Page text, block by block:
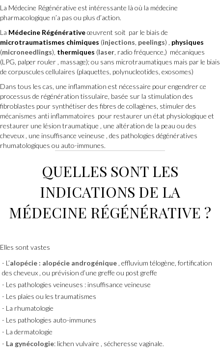
La Médecine Régénérative est intéressante là où la médecine
pharmacologique n’a pas ou plus d’action.
La Médecine Régénérativeœuvrent soit par le biais de
microtraumatismes chimiques (injections, peelings) , physiques
(microneedlings), thermiques (laser, radio fréquence,) mécaniques
(LPG, palper rouler , massage); ou sans microtraumatiques mais par le biais
de corpuscules cellulaires (plaquettes, polynucleotides, exosomes)
Dans tous les cas, une inflammation est nécessaire pour engendrer ce
processus de régénération tissulaire, basée sur la stimulation des
fibroblastes pour synthétiser des fibres de collagènes, stimuler des
mécanismes anti inflammatoires pour restaurer un état physiologique et
restaurer une lésion traumatique , une altération de la peau ou des
cheveux , une insuffisance veineuse , des pathologies dégénératives
rhumatologiques ou auto-immunes.
QUELLES SONT LES
INDICATIONS DE LA
MÉDECINE RÉGÉNÉRATIVE ?
Elles sont vastes
L’alopécie : alopécie androgénique , effluvium télogène, fortification
des cheveux , ou prévision d’une greffe ou post greffe
Les pathologies veineuses : insuffisance veineuse
Les plaies ou les traumatismes
La rhumatologie
Les pathologies auto-immunes
La dermatologie
La gynécologie: lichen vulvaire , sécheresse vaginale.